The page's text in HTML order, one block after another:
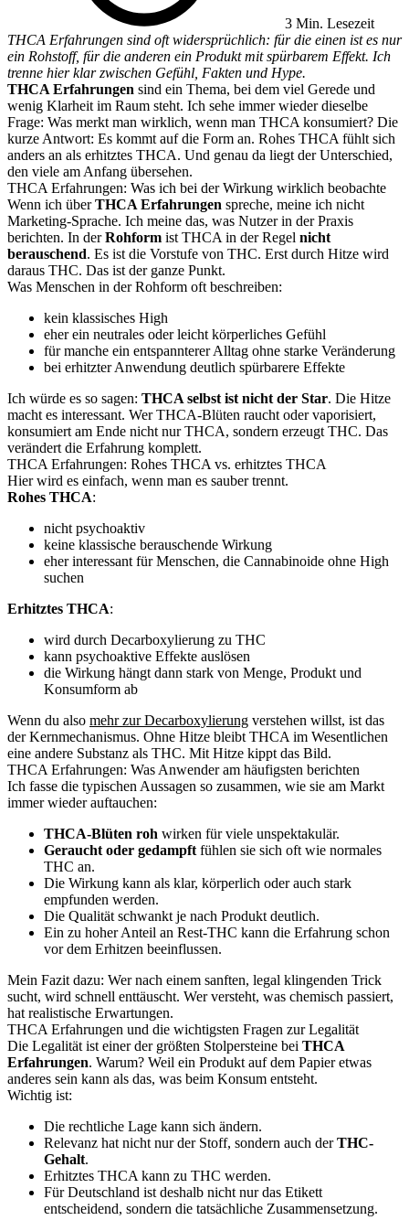
3 Min. Lesezeit
THCA Erfahrungen sind oft widersprüchlich: für die einen ist es nur
ein Rohstoff, für die anderen ein Produkt mit spürbarem Effekt. Ich
trenne hier klar zwischen Gefühl, Fakten und Hype.
THCA Erfahrungen sind ein Thema, bei dem viel Gerede und
wenig Klarheit im Raum steht. Ich sehe immer wieder dieselbe
Frage: Was merkt man wirklich, wenn man THCA konsumiert? Die
kurze Antwort: Es kommt auf die Form an. Rohes THCA fühlt sich
anders an als erhitztes THCA. Und genau da liegt der Unterschied,
den viele am Anfang übersehen.
THCA Erfahrungen: Was ich bei der Wirkung wirklich beobachte
Wenn ich überTHCA Erfahrungen spreche, meine ich nicht
Marketing-Sprache. Ich meine das, was Nutzer in der Praxis
berichten. In derRohform ist THCA in der Regel nicht
berauschend. Es ist die Vorstufe von THC. Erst durch Hitze wird
daraus THC. Das ist der ganze Punkt.
Was Menschen in der Rohform oft beschreiben:
kein klassisches High
eher ein neutrales oder leicht körperliches Gefühl
für manche ein entspannterer Alltag ohne starke Veränderung
bei erhitzter Anwendung deutlich spürbarere Effekte
Ich würde es so sagen: THCA selbst ist nicht der Star. Die Hitze
macht es interessant. Wer THCA-Blüten raucht oder vaporisiert,
konsumiert am Ende nicht nur THCA, sondern erzeugt THC. Das
verändert die Erfahrung komplett.
THCA Erfahrungen: Rohes THCA vs. erhitztes THCA
Hier wird es einfach, wenn man es sauber trennt.
Rohes THCA:
nicht psychoaktiv
keine klassische berauschende Wirkung
eher interessant für Menschen, die Cannabinoide ohne High
suchen
Erhitztes THCA:
wird durch Decarboxylierung zu THC
kann psychoaktive Effekte auslösen
die Wirkung hängt dann stark von Menge, Produkt und
Konsumform ab
Wenn du also mehr zur Decarboxylierung verstehen willst, ist das
der Kernmechanismus. Ohne Hitze bleibt THCA im Wesentlichen
eine andere Substanz als THC. Mit Hitze kippt das Bild.
THCA Erfahrungen: Was Anwender am häufigsten berichten
Ich fasse die typischen Aussagen so zusammen, wie sie am Markt
immer wieder auftauchen:
THCA-Blüten roh wirken für viele unspektakulär.
Geraucht oder gedampft fühlen sie sich oft wie normales
THC an.
Die Wirkung kann als klar, körperlich oder auch stark
empfunden werden.
Die Qualität schwankt je nach Produkt deutlich.
Ein zu hoher Anteil an Rest-THC kann die Erfahrung schon
vor dem Erhitzen beeinflussen.
Mein Fazit dazu: Wer nach einem sanften, legal klingenden Trick
sucht, wird schnell enttäuscht. Wer versteht, was chemisch passiert,
hat realistische Erwartungen.
THCA Erfahrungen und die wichtigsten Fragen zur Legalität
Die Legalität ist einer der größten Stolpersteine bei THCA
Erfahrungen. Warum? Weil ein Produkt auf dem Papier etwas
anderes sein kann als das, was beim Konsum entsteht.
Wichtig ist:
Die rechtliche Lage kann sich ändern.
Relevanz hat nicht nur der Stoff, sondern auch derTHC-
Gehalt.
Erhitztes THCA kann zu THC werden.
Für Deutschland ist deshalb nicht nur das Etikett
entscheidend, sondern die tatsächliche Zusammensetzung.